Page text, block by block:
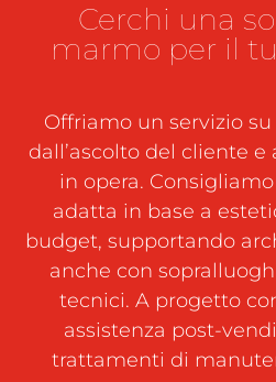
Cerchi una
marmo per il
Offriamo un servizio
dall’ascolto del cliente e
in opera.
adatta in base a
budget, supportando
anche con
tecnici. A progetto
assistenza post-
trattamenti di